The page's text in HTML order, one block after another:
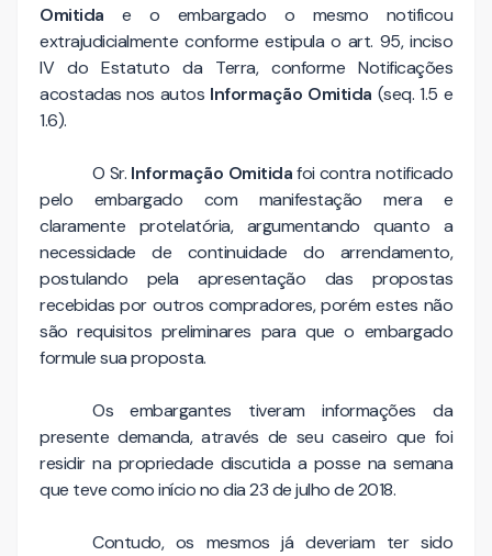
Omitida e o embargado o mesmo notificou
extrajudicialmente conforme estipula o art. 95, inciso
IV do Estatuto da Terra, conforme Notificações
acostadas nos autos Informação Omitida (seq. 1.5 e
1.6).
O Sr. Informação Omitidafoi contra notificado
pelo embargado com manifestação mera e
claramente protelatória, argumentando quanto a
necessidade de continuidade do arrendamento,
postulando pela apresentação das propostas
recebidas por outros compradores, porém estes não
são requisitos preliminares para que o embargado
formule sua proposta.
Os embargantes tiveram informações da
presente demanda, através de seu caseiro que foi
residir na propriedade discutida a posse na semana
que teve como início no dia 23 de julho de 2018.
Contudo, os mesmos já deveriam ter sido